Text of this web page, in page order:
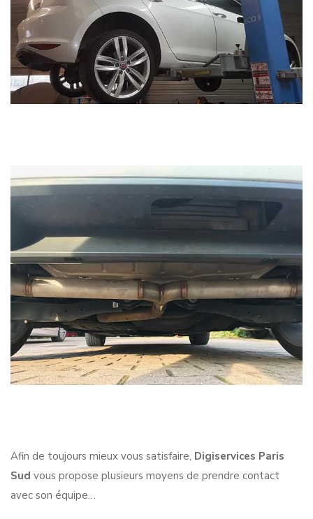
Afin de toujours mieux vous satisfaire, Digiservices Paris
Sud vous propose plusieurs moyens de prendre contact
avec son équipe…